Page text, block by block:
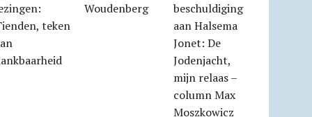
teken
Woudenberg
Jonet: De
Jodenjacht,
mijn relaas –
column Max
Moszkowicz